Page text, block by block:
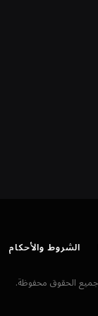
الشروط والأحكام